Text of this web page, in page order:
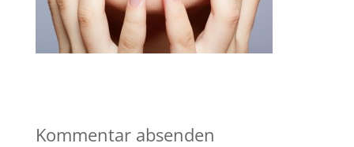
Kommentar absenden